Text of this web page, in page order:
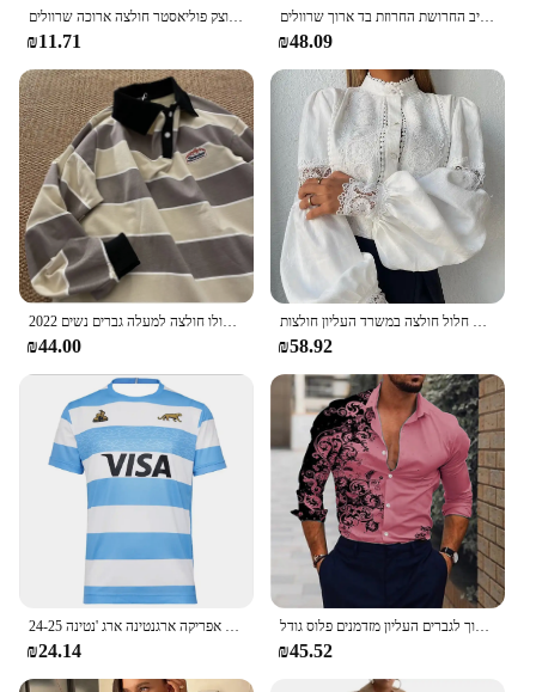
₪11.71
תחרה מוצק עד חרטום חולצות נשים 2024 האביב החרושת החרוזת בד ארוך שרוולים t חולצה העליון gömlek ve bluz
₪48.09
₪44.00 ₪58.92
₪24.14
חולצת גברים ורוד קלאסי חולצה אופנתית יוקרה אופנתית חולצה מסיבת שוויה גברים שרוול ארוך לגברים העליון מזדמנים פלוס גודל
₪45.52